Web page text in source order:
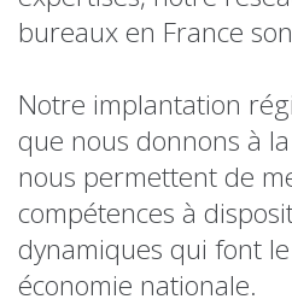
bureaux en France
Notre implantation
que nous donnons à
nous permettent de
compétences à
dynamiques qui font
économie nationale.